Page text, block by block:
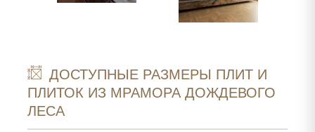
ДОСТУПНЫЕ РАЗМЕРЫ ПЛИТ И
ПЛИТОК ИЗ МРАМОРА ДОЖДЕВОГО
ЛЕСА